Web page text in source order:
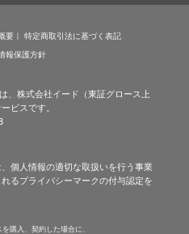
要
特定商取引法に基づく表記
報保護方針
、株式会社イード（東証グロース上
ビスです。
個人情報の適切な取扱いを行う事業
るプライバシーマークの付与認定を
購入、契約した場合に、